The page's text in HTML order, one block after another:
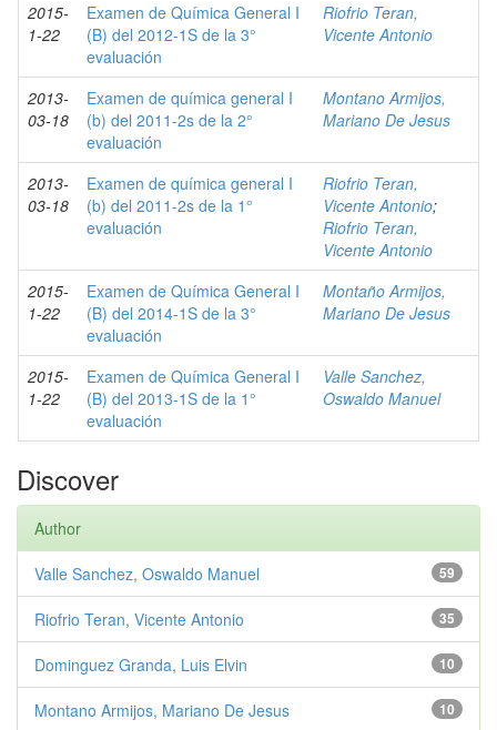
2015-
1-22
Examen de Química General I
(B) del 2012-1S de la 3°
evaluación
Riofrio Teran,
Vicente Antonio
2013-
03-18
Examen de química general I
(b) del 2011-2s de la 2°
evaluación
Montano Armijos,
Mariano De Jesus
2013-
03-18
Examen de química general I
(b) del 2011-2s de la 1°
evaluación
Riofrio Teran,
Vicente Antonio;
Riofrio Teran,
Vicente Antonio
2015-
1-22
Examen de Química General I
(B) del 2014-1S de la 3°
evaluación
Montaño Armijos,
Mariano De Jesus
2015-
1-22
Examen de Química General I
(B) del 2013-1S de la 1°
evaluación
Valle Sanchez,
Oswaldo Manuel
Discover
Author
59
Valle Sanchez, Oswaldo Manuel
35
Riofrio Teran, Vicente Antonio
10
Dominguez Granda, Luis Elvin
10
Montano Armijos, Mariano De Jesus